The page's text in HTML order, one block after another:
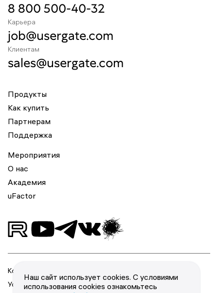
8 800 500-40-32
Карьера
job@usergate.com
Клиентам
sales@usergate.com
Продукты
Как купить
Партнерам
Поддержка
Мероприятия
О нас
Академия
uFactor
Конфиденциальность
Условия использования
Наш сайт использует cookies. С условиями
использования cookies ознакомьтесь